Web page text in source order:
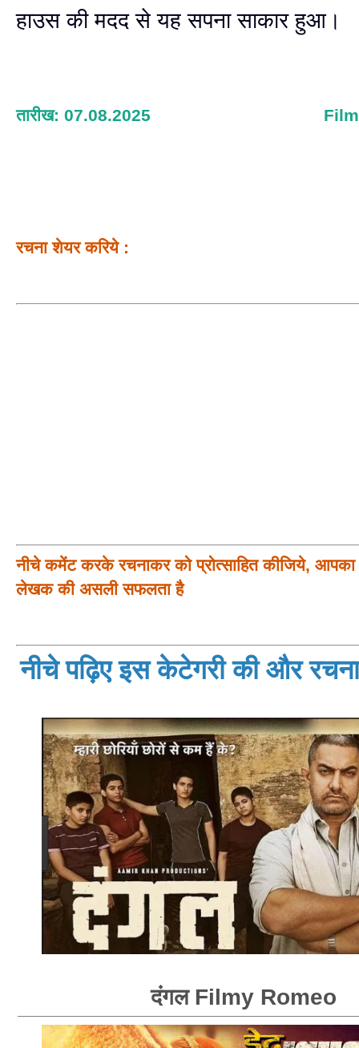
हाउस की मदद से यह सपना साकार हुआ।
तारीख: 07.08.2025
रचना शेयर करिये :
नीचे कमेंट करके रचनाकर को प्रोत्साहित कीजिये, आपका
लेखक की असली सफलता है
नीचे पढ़िए इस केटेगरी की और
दंगल Filmy Romeo